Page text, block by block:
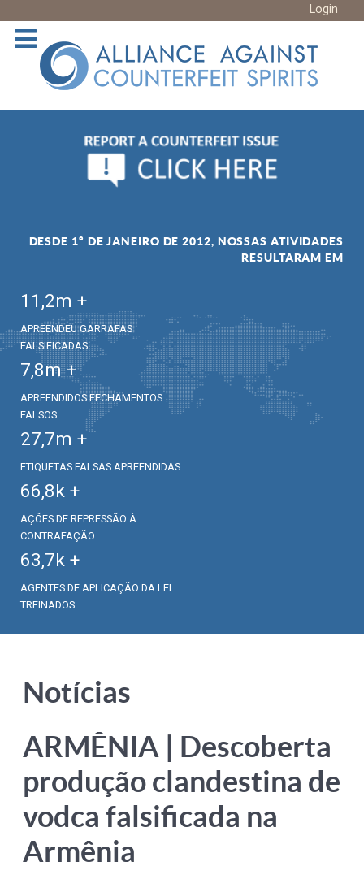
Login
DESDE 1º DE JANEIRO DE 2012, NOSSAS ATIVIDADES
RESULTARAM EM
11,2m +
APREENDEU GARRAFAS
FALSIFICADAS
7,8m +
APREENDIDOS FECHAMENTOS
FALSOS
27,7m +
ETIQUETAS FALSAS APREENDIDAS
66,8k +
AÇÕES DE REPRESSÃO À
CONTRAFAÇÃO
63,7k +
AGENTES DE APLICAÇÃO DA LEI
TREINADOS
Notícias
ARMÊNIA | Descoberta
produção clandestina de
vodca falsificada na
Armênia